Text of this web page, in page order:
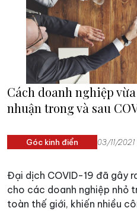
Cách doanh nghiệp
nhuận trong và sau
Góc kinh điển 03/11/2021
Đại dịch COVID-19 đã gây
cho các doanh nghiệp nhỏ
toàn thế giới, khiến nhiều